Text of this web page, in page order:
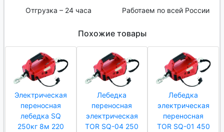
Отгрузка – 24 часа Работаем по всей России
Похожие товары
Электрическая
переносная
лебедка SQ
250кг 8м 220
Лебедка
переносная
электрическая
TOR SQ-04 250
Лебедка
электрическая
переносная
TOR SQ-01 450